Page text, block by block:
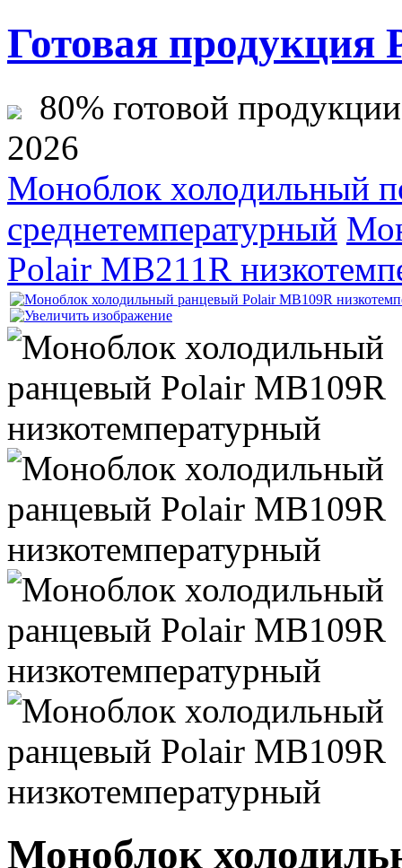
Готовая продукция
80% готовой
2026
Моноблок холодильный
среднетемпературный
Polair MB211R
Моноблок